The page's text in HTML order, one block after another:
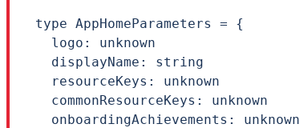
type AppHomeParameters = {
  logo: unknown
  displayName: string
  resourceKeys: unknown
  commonResourceKeys: unknown
  onboardingAchievements: unknown